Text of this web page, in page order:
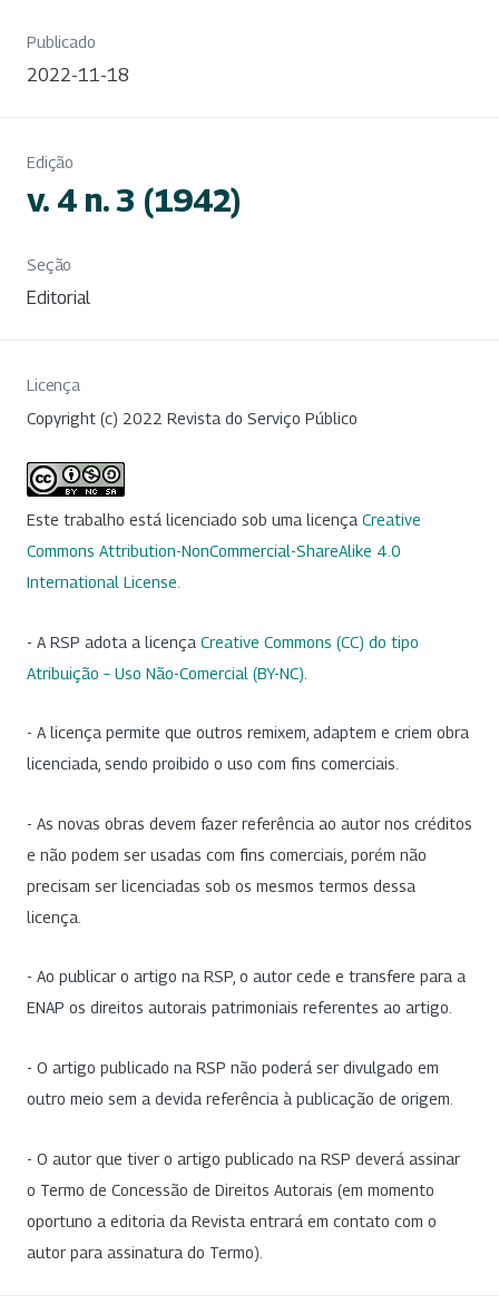
Publicado
2022-11-18
Edição
v. 4 n. 3 (1942)
Seção
Editorial
Licença
Copyright (c) 2022 Revista do Serviço Público
Este trabalho está licenciado sob uma licença Creative
Commons Attribution-NonCommercial-ShareAlike 4.0
International License
- A RSP adota a licença Creative Commons (CC) do tipo
Atribuição – Uso Não-Comercial (BY-NC)
- A licença permite que outros remixem, adaptem e criem obra
licenciada, sendo proibido o uso com fins comerciais.
- As novas obras devem fazer referência ao autor nos créditos
e não podem ser usadas com fins comerciais, porém não
precisam ser licenciadas sob os mesmos termos dessa
licença.
- Ao publicar o artigo na RSP, o autor cede e transfere para a
ENAP os direitos autorais patrimoniais referentes ao artigo.
- O artigo publicado na RSP não poderá ser divulgado em
outro meio sem a devida referência à publicação de origem.
- O autor que tiver o artigo publicado na RSP deverá assinar
o Termo de Concessão de Direitos Autorais (em momento
oportuno a editoria da Revista entrará em contato com o
autor para assinatura do Termo).